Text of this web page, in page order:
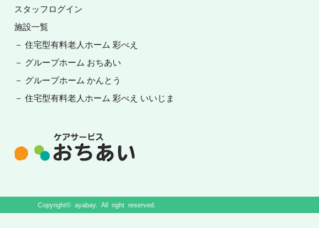
施設一覧
－ 住宅型有料老人ホーム 彩べえ
－ グループホーム おちあい
－ グループホーム かんとう
－ 住宅型有料老人ホーム 彩べえ いいじま
スタッフログイン
Copyright© ayabay. All right reserved.